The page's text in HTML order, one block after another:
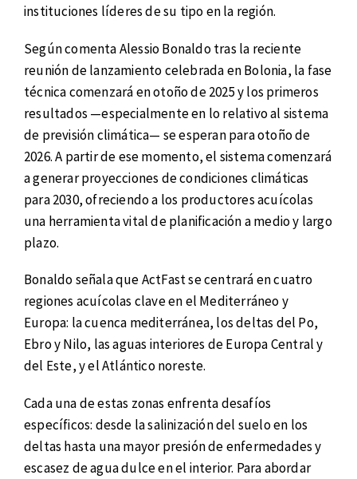
instituciones líderes de su tipo en la región.
Según comenta Alessio Bonaldo tras la reciente
reunión de lanzamiento celebrada en Bolonia, la fase
técnica comenzará en otoño de 2025 y los primeros
resultados —especialmente en lo relativo al sistema
de previsión climática— se esperan para otoño de
2026. A partir de ese momento, el sistema comenzará
a generar proyecciones de condiciones climáticas
para 2030, ofreciendo a los productores acuícolas
una herramienta vital de planificación a medio y largo
plazo.
Bonaldo señala que ActFast se centrará en cuatro
regiones acuícolas clave en el Mediterráneo y
Europa: la cuenca mediterránea, los deltas del Po,
Ebro y Nilo, las aguas interiores de Europa Central y
del Este, y el Atlántico noreste.
Cada una de estas zonas enfrenta desafíos
específicos: desde la salinización del suelo en los
deltas hasta una mayor presión de enfermedades y
escasez de agua dulce en el interior. Para abordar